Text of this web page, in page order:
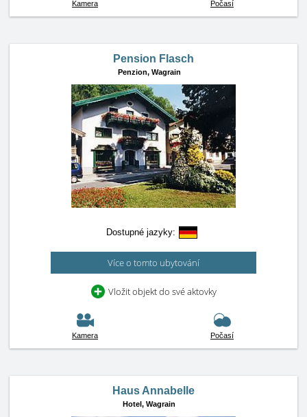
Kamera Počasí
Pension Flasch
Penzion, Wagrain
Dostupné jazyky:
Více o tomto ubytování
Vložit objekt do své aktovky
Kamera Počasí
Haus Annabelle
Hotel, Wagrain